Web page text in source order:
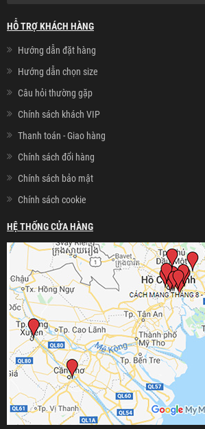
HỖ TRỢ KHÁCH HÀNG
Hướng dẫn đặt hàng
Hướng dẫn chọn size
Câu hỏi thường gặp
Chính sách khách VIP
Thanh toán - Giao hàng
Chính sách đổi hàng
Chính sách bảo mật
Chính sách cookie
HỆ THỐNG CỬA HÀNG